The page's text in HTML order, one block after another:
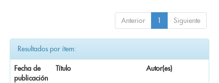
Anterior 1 Siguiente
Resultados por ítem:
Fecha de
publicación
Título Autor(es)